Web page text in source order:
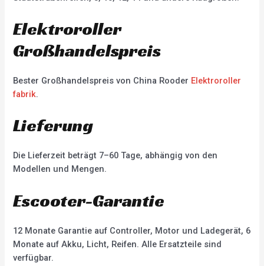
Elektroroller
Großhandelspreis
Bester Großhandelspreis von China Rooder Elektroroller
fabrik.
Lieferung
Die Lieferzeit beträgt 7–60 Tage, abhängig von den
Modellen und Mengen.
Escooter-Garantie
12 Monate Garantie auf Controller, Motor und Ladegerät, 6
Monate auf Akku, Licht, Reifen. Alle Ersatzteile sind
verfügbar.